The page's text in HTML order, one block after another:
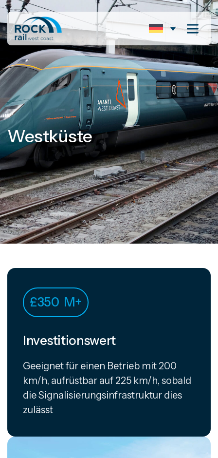
Westküste
£350 M+
Investitionswert
Geeignet für einen Betrieb mit 200
km/h, aufrüstbar auf 225 km/h, sobald
die Signalisierungsinfrastruktur dies
zulässt